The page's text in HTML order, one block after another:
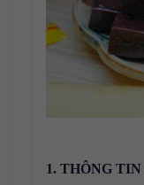
1. THÔNG